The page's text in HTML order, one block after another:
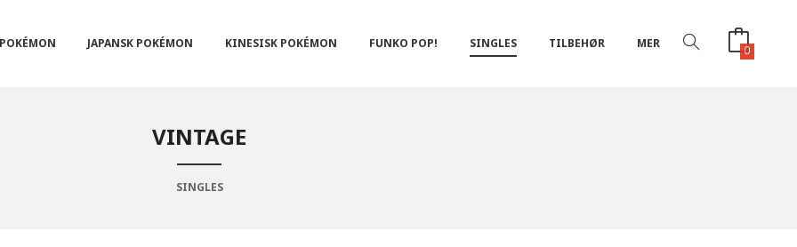
POKÉMON JAPANSK POKÉMON KINESISK POKÉMON FUNKO POP! SINGLES TILBEHØR MER 0
VINTAGE
SINGLES